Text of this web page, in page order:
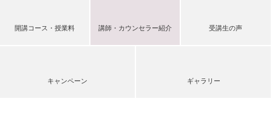
開講コース・授業料 講師・カウンセラー紹介 受講生の声
キャンペーン ギャラリー